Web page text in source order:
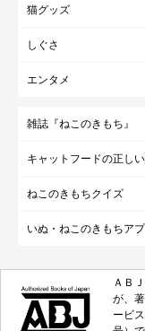
猫グッズ
しぐさ
エンタメ
雑誌『ねこのきもち』
キャットフードの正し
ねこのきもちクイズ
いぬ・ねこのきもちア
ＡＢ
が、
ービ